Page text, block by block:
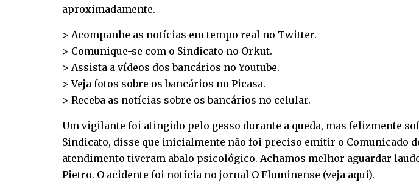
aproximadamente.
> Acompanhe as notícias em tempo real no Twitter.
> Comunique-se com o Sindicato no Orkut.
> Assista a vídeos dos bancários noYoutube.
> Veja fotos sobre os bancários no Picasa.
> Receba as notícias sobre os bancários no celular.
Um vigilante foi atingido pelo gesso durante a queda, mas felizmente
Sindicato, disse que inicialmente não foi preciso emitir o Comunicado
atendimento tiveram abalo psicológico. Achamos melhor aguardar
Pietro. O acidente foi notícia no jornal O Fluminense (veja aqui).